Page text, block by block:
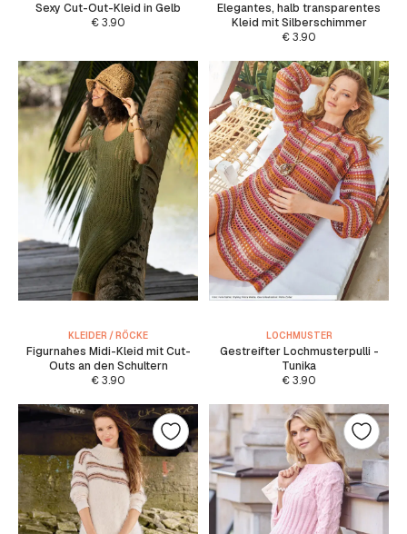
Sexy Cut-Out-Kleid in Gelb
€3.90
Elegantes, halb transparentes
Kleid mit Silberschimmer
€3.90
KLEIDER / RÖCKE
Figurnahes Midi-Kleid mit Cut-
Outs an den Schultern
€3.90
LOCHMUSTER
Gestreifter Lochmusterpulli -
Tunika
€3.90